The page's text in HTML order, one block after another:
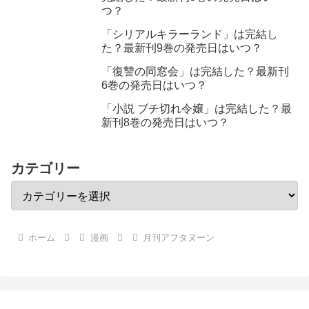
つ？
「シリアルキラーランド」は完結し
た？最新刊9巻の発売日はいつ？
「復讐の同窓会」は完結した？最新刊
6巻の発売日はいつ？
「小説 ブチ切れ令嬢」は完結した？最
新刊8巻の発売日はいつ？
カテゴリー
ホーム 漫画 月刊アフタヌーン